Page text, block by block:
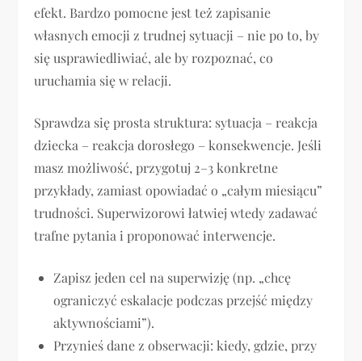
efekt. Bardzo pomocne jest też zapisanie
własnych emocji z trudnej sytuacji – nie po to, by
się usprawiedliwiać, ale by rozpoznać, co
uruchamia się w relacji.
Sprawdza się prosta struktura: sytuacja – reakcja
dziecka – reakcja dorosłego – konsekwencje. Jeśli
masz możliwość, przygotuj 2–3 konkretne
przykłady, zamiast opowiadać o „całym miesiącu”
trudności. Superwizorowi łatwiej wtedy zadawać
trafne pytania i proponować interwencje.
Zapisz jeden cel na superwizję (np. „chcę
ograniczyć eskalacje podczas przejść między
aktywnościami”).
Przynieś dane z obserwacji: kiedy, gdzie, przy